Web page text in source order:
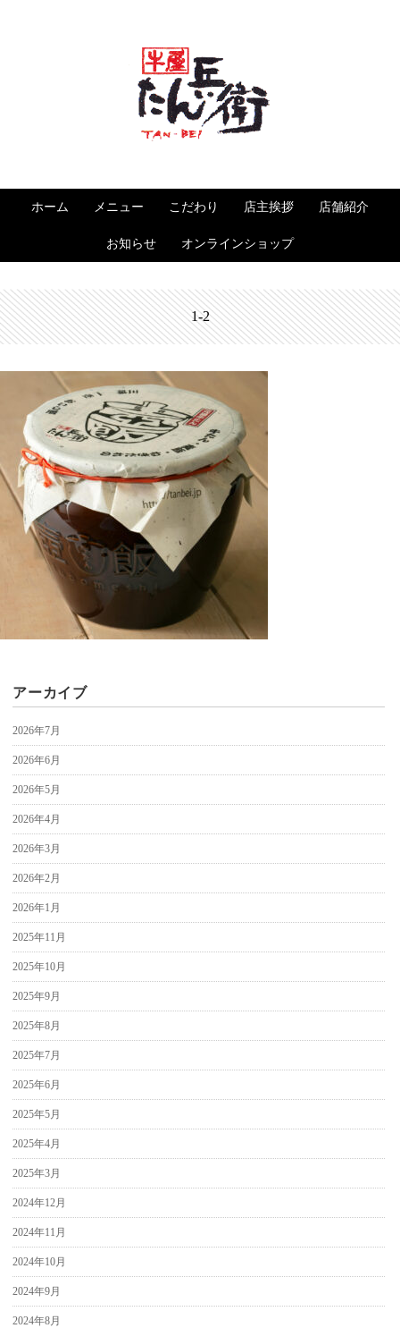
ホーム メニュー こだわり 店主挨拶 店舗紹介
お知らせ オンラインショップ
1-2
アーカイブ
2026年7月
2026年6月
2026年5月
2026年4月
2026年3月
2026年2月
2026年1月
2025年11月
2025年10月
2025年9月
2025年8月
2025年7月
2025年6月
2025年5月
2025年4月
2025年3月
2024年12月
2024年11月
2024年10月
2024年9月
2024年8月